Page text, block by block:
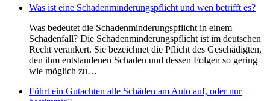
Was ist eine Schadenminderungspflicht und wen betrifft es?
Was bedeutet die Schadenminderungspflicht in einem
Schadenfall? Die Schadenminderungspflicht ist im deutschen
Recht verankert. Sie bezeichnet die Pflicht des Geschädigten,
den ihm entstandenen Schaden und dessen Folgen so gering
wie möglich zu…
Führt ein Gutachten alle Schäden am Auto auf, oder nur